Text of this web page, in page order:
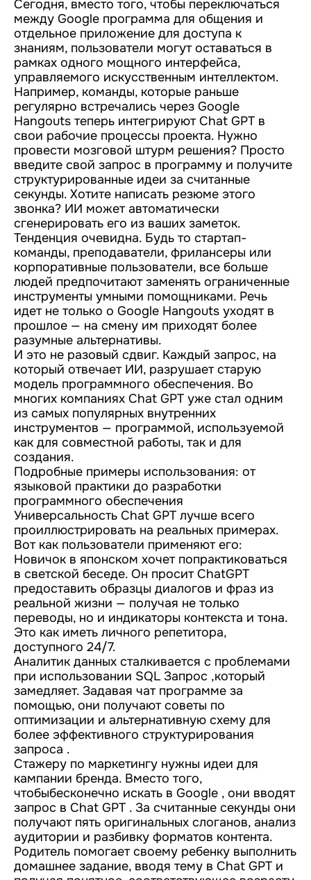
Сегодня, вместо того, чтобы переключаться
между Google программа для общения и
отдельное приложение для доступа к
знаниям, пользователи могут оставаться в
рамках одного мощного интерфейса,
управляемого искусственным интеллектом.
Например, команды, которые раньше
регулярно встречались через Google
Hangouts теперь интегрируют Chat GPT в
свои рабочие процессы проекта. Нужно
провести мозговой штурм решения? Просто
введите свой запрос в программу и получите
структурированные идеи за считанные
секунды. Хотите написать резюме этого
звонка? ИИ может автоматически
сгенерировать его из ваших заметок.
Тенденция очевидна. Будь то стартап-
команды, преподаватели, фрилансеры или
корпоративные пользователи, все больше
людей предпочитают заменять ограниченные
инструменты умными помощниками. Речь
идет не только о Google Hangouts уходят в
прошлое — на смену им приходят более
разумные альтернативы.
И это не разовый сдвиг. Каждый запрос, на
который отвечает ИИ, разрушает старую
модель программного обеспечения. Во
многих компаниях Chat GPT уже стал одним
из самых популярных внутренних
инструментов — программой, используемой
как для совместной работы, так и для
создания.
Подробные примеры использования: от
языковой практики до разработки
программного обеспечения
Универсальность Chat GPT лучше всего
проиллюстрировать на реальных примерах.
Вот как пользователи применяют его:
Новичок в японском хочет попрактиковаться
в светской беседе. Он просит ChatGPT
предоставить образцы диалогов и фраз из
реальной жизни — получая не только
переводы, но и индикаторы контекста и тона.
Это как иметь личного репетитора,
доступного 24/7.
Аналитик данных сталкивается с проблемами
при использовании SQL Запрос ,который
замедляет. Задавая чат программе за
помощью, они получают советы по
оптимизации и альтернативную схему для
более эффективного структурирования
запроса .
Стажеру по маркетингу нужны идеи для
кампании бренда. Вместо того,
чтобыбесконечно искать в Google , они вводят
запрос в Chat GPT . За считанные секунды они
получают пять оригинальных слоганов, анализ
аудитории и разбивку форматов контента.
Родитель помогает своему ребенку выполнить
домашнее задание, вводя тему в Chat GPT и